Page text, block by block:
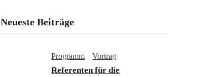
Neueste Beiträge
Programm Vortrag
Referenten für die